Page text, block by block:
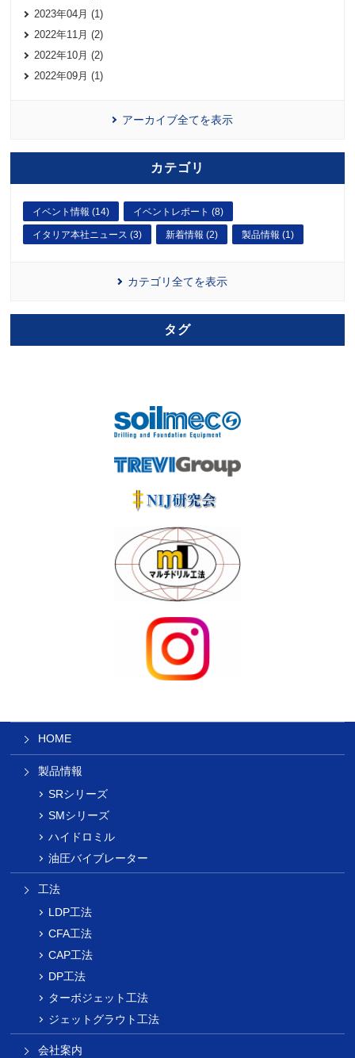
2023年04月 (1)
2022年11月 (2)
2022年10月 (2)
2022年09月 (1)
アーカイブ全てを表示
カテゴリ
イベント情報 (14) イベントレポート (8)
イタリア本社ニュース (3) 新着情報 (2) 製品情報 (1)
カテゴリ全てを表示
タグ
HOME
製品情報
SRシリーズ
SMシリーズ
ハイドロミル
油圧バイブレーター
工法
LDP工法
CFA工法
CAP工法
DP工法
ターボジェット工法
ジェットグラウト工法
会社案内